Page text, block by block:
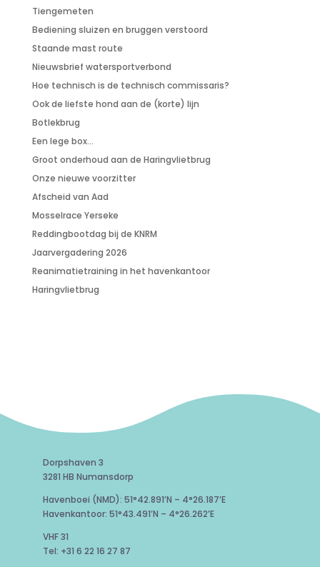
Tiengemeten
Bediening sluizen en bruggen verstoord
Staande mast route
Nieuwsbrief watersportverbond
Hoe technisch is de technisch commissaris?
Ook de liefste hond aan de (korte) lijn
Botlekbrug
Een lege box…
Groot onderhoud aan de Haringvlietbrug
Onze nieuwe voorzitter
Afscheid van Aad
Mosselrace Yerseke
Reddingbootdag bij de KNRM
Jaarvergadering 2026
Reanimatietraining in het havenkantoor
Haringvlietbrug
Dorpshaven 3
3281 HB Numansdorp
Havenboei (NMD): 51°42.891’N – 4°26.187’E
Havenkantoor: 51°43.491’N – 4°26.262’E
VHF 31
Tel: +31 6 22 16 27 87